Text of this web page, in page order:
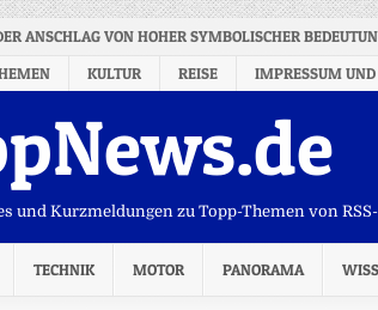
ANSCHLAG VON HOHER SYMBOLISCHER
KULTUR REISE IMPRESSUM UND
und Kurzmeldungen zu Topp-Themen von
TECHNIK MOTOR PANORAMA